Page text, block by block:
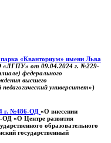
«Кванториум» имени Льва
«ЛГПУ» от 09.04.2024 г. №229-
федерального
высшего
университет»)
г. №486-ОД «О внесении
ОД «О Центре развития
образовательного
государственный